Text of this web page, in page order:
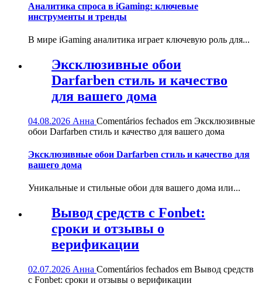
Аналитика спроса в iGaming: ключевые
инструменты и тренды
В мире iGaming аналитика играет ключевую роль для...
Эксклюзивные обои
Darfarben стиль и качество
для вашего дома
04.08.2026 Анна Comentários fechados em Эксклюзивные
обои Darfarben стиль и качество для вашего дома
Эксклюзивные обои Darfarben стиль и качество для
вашего дома
Уникальные и стильные обои для вашего дома или...
Вывод средств с Fonbet:
сроки и отзывы о
верификации
02.07.2026 Анна Comentários fechados em Вывод средств
с Fonbet: сроки и отзывы о верификации